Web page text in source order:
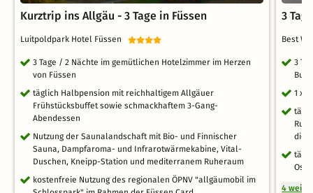
Kurztrip ins Allgäu - 3 Tage in Füssen
Luitpoldpark Hotel Füssen
3 Tage / 2 Nächte im gemütlichen Hotelzimmer im Herzen
von Füssen
täglich Halbpension mit reichhaltigem Allgäuer
Frühstücksbuffet sowie schmackhaftem 3-Gang-
Abendessen
Nutzung der Saunalandschaft mit Bio- und Finnischer
Sauna, Dampfaroma- und Infrarotwärmekabine, Vital-
Duschen, Kneipp-Station und mediterranem Ruheraum
kostenfreie Nutzung des regionalen ÖPNV "allgäumobil im
3
Best
3
1 x
die
4